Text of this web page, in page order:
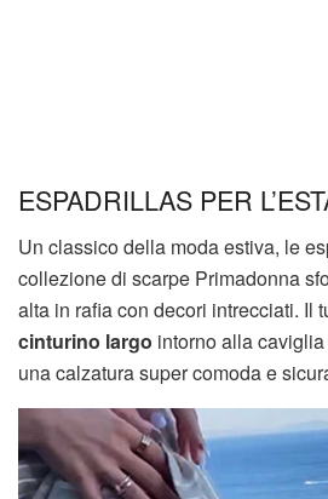
ESPADRILLAS PER
Un classico della moda estiva, le
collezione di scarpe Primadonna
alta in rafia con decori intrecciati. Il
cinturino largo intorno alla
una calzatura super comoda e